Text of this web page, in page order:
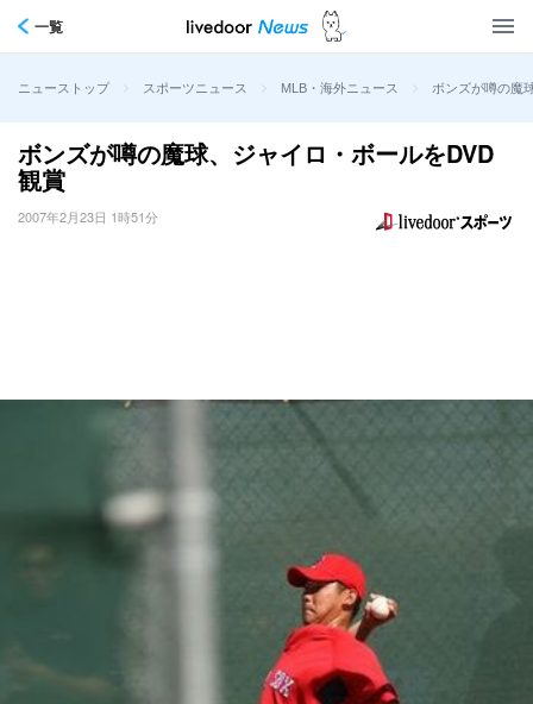
一覧
ニューストップ > スポーツニュース > MLB・海外ニュース > ボンズが噂の魔
ボンズが噂の魔球、ジャイロ・ボールをDVD
観賞
2007年2月23日 1時51分